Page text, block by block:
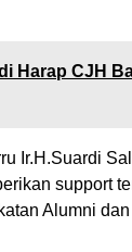
Harap CJH
Ir.H.Suardi
support
Alumni